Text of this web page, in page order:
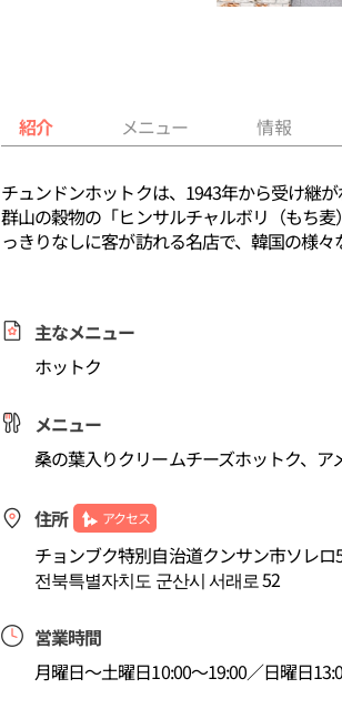
紹介 メニュー 情報
チュンドンホットクは、1943年から受け継
群山の穀物の「ヒンサルチャルボリ（もち
っきりなしに客が訪れる名店で、韓国の様々
主なメニュー
ホットク
メニュー
桑の葉入りクリームチーズホットク、ア
住所 アクセス
チョンブク特別自治道クンサン市ソレロ
전북특별자치도 군산시 서래로 52
営業時間
月曜日～土曜日10:00～19:00／日曜日